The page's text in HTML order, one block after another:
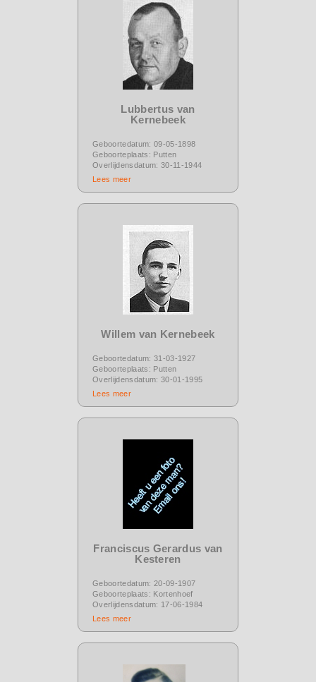
Lubbertus van
Kernebeek
Geboortedatum: 09-05-1898
Geboorteplaats: Putten
Overlijdensdatum: 30-11-1944
Lees meer
Willem van Kernebeek
Geboortedatum: 31-03-1927
Geboorteplaats: Putten
Overlijdensdatum: 30-01-1995
Lees meer
Franciscus Gerardus van
Kesteren
Geboortedatum: 20-09-1907
Geboorteplaats: Kortenhoef
Overlijdensdatum: 17-06-1984
Lees meer